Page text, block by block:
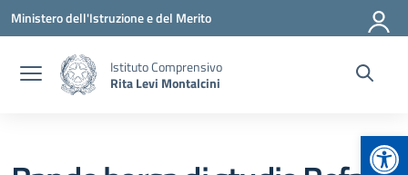
Vai ai contenuti
Vai al menu di navigazione
Vai al footer
Ministero dell'Istruzione e del Merito
Istituto Comprensivo
Rita Levi Montalcini